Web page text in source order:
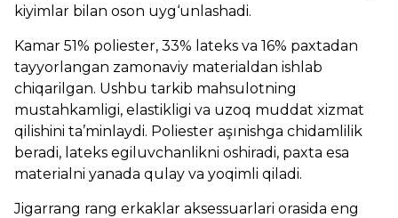
kiyimlar bilan oson uyg‘unlashadi.
Kamar 51% poliester, 33% lateks va 16% paxtadan
tayyorlangan zamonaviy materialdan ishlab
chiqarilgan. Ushbu tarkib mahsulotning
mustahkamligi, elastikligi va uzoq muddat xizmat
qilishini ta’minlaydi. Poliester aşınishga chidamlilik
beradi, lateks egiluvchanlikni oshiradi, paxta esa
materialni yanada qulay va yoqimli qiladi.
Jigarrang rang erkaklar aksessuarlari orasida eng